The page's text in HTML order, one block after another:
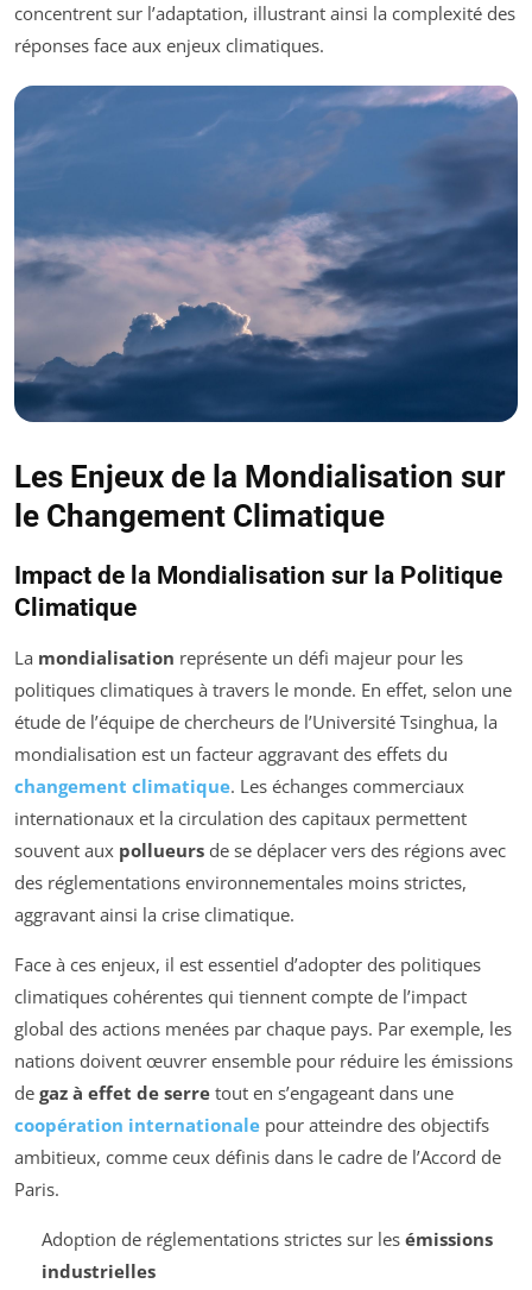
concentrent sur l’adaptation, illustrant ainsi la complexité des
réponses face aux enjeux climatiques.
Les Enjeux de la Mondialisation sur
le Changement Climatique
Impact de la Mondialisation sur la Politique
Climatique
La mondialisation représente un défi majeur pour les
politiques climatiques à travers le monde. En effet, selon une
étude de l’équipe de chercheurs de l’Université Tsinghua, la
mondialisation est un facteur aggravant des effets du
changement climatique. Les échanges commerciaux
internationaux et la circulation des capitaux permettent
souvent aux pollueurs de se déplacer vers des régions avec
des réglementations environnementales moins strictes,
aggravant ainsi la crise climatique.
Face à ces enjeux, il est essentiel d’adopter des politiques
climatiques cohérentes qui tiennent compte de l’impact
global des actions menées par chaque pays. Par exemple, les
nations doivent œuvrer ensemble pour réduire les émissions
de gaz à effet de serre tout en s’engageant dans une
coopération internationale pour atteindre des objectifs
ambitieux, comme ceux définis dans le cadre de l’Accord de
Paris.
Adoption de réglementations strictes sur les émissions
industrielles